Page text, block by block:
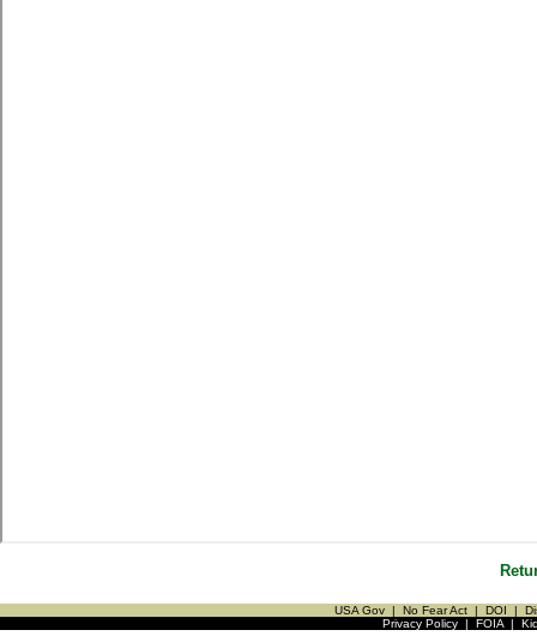
USA Gov | No Fear Act | DOI |
Privacy Policy| FOIA|